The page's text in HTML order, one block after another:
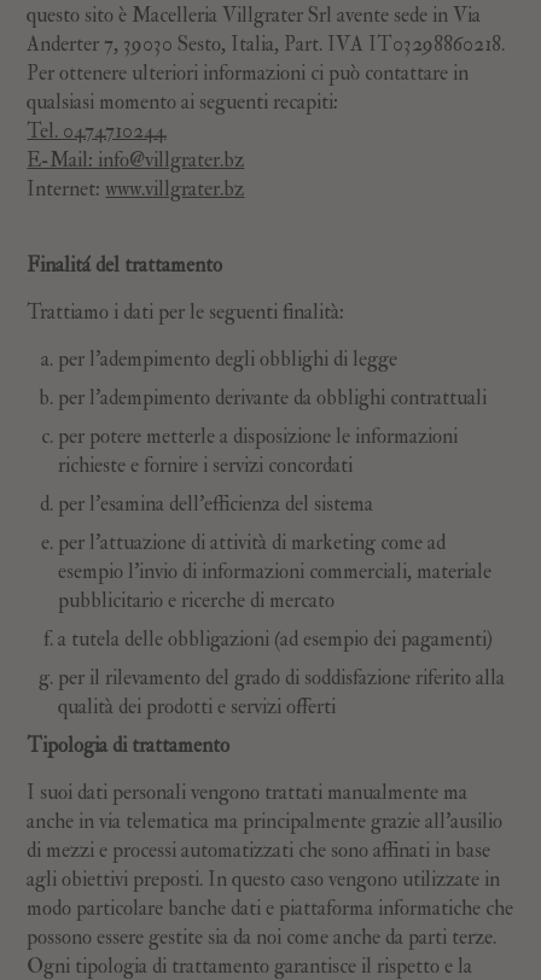
questo sito è Macelleria Villgrater Srl avente sede in Via
Anderter 7, 39030 Sesto, Italia, Part. IVA IT03298860218.
Per ottenere ulteriori informazioni ci può contattare in
qualsiasi momento ai seguenti recapiti:
Tel. 0474710244
E-Mail: info@villgrater.bz
Internet: www.villgrater.bz
Finalitá del trattamento
Trattiamo i dati per le seguenti finalità:
per l’adempimento degli obblighi di legge
per l’adempimento derivante da obblighi contrattuali
per potere metterle a disposizione le informazioni
richieste e fornire i servizi concordati
per l’esamina dell’efficienza del sistema
per l’attuazione di attività di marketing come ad
esempio l’invio di informazioni commerciali, materiale
pubblicitario e ricerche di mercato
a tutela delle obbligazioni (ad esempio dei pagamenti)
per il rilevamento del grado di soddisfazione riferito alla
qualità dei prodotti e servizi offerti
Tipologia di trattamento
I suoi dati personali vengono trattati manualmente ma
anche in via telematica ma principalmente grazie all’ausilio
di mezzi e processi automatizzati che sono affinati in base
agli obiettivi preposti. In questo caso vengono utilizzate in
modo particolare banche dati e piattaforma informatiche che
possono essere gestite sia da noi come anche da parti terze.
Ogni tipologia di trattamento garantisce il rispetto e la